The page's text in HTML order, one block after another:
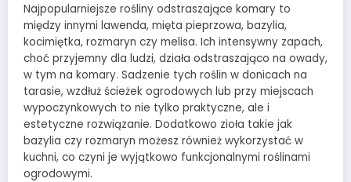
Najpopularniejsze rośliny odstraszające komary to
między innymi lawenda, mięta pieprzowa, bazylia,
kocimiętka, rozmaryn czy melisa. Ich intensywny zapach,
choć przyjemny dla ludzi, działa odstraszająco na owady,
w tym na komary. Sadzenie tych roślin w donicach na
tarasie, wzdłuż ścieżek ogrodowych lub przy miejscach
wypoczynkowych to nie tylko praktyczne, ale i
estetyczne rozwiązanie. Dodatkowo zioła takie jak
bazylia czy rozmaryn możesz również wykorzystać w
kuchni, co czyni je wyjątkowo funkcjonalnymi roślinami
ogrodowymi.